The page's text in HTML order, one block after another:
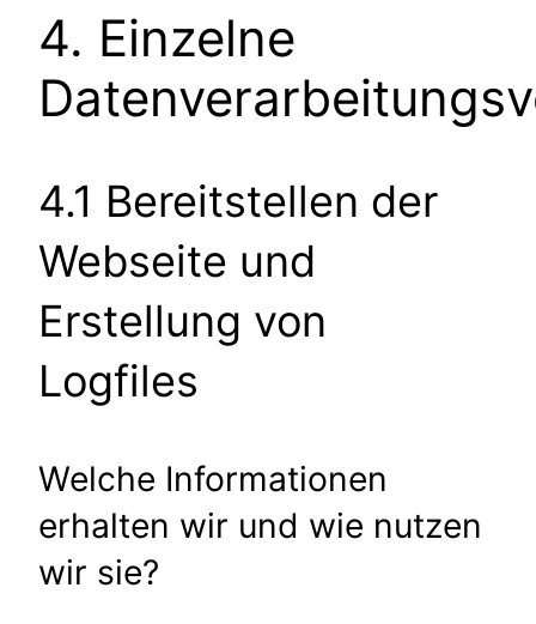
4. Einzelne
4.1 Bereitstellen der
Webseite und
Erstellung von
Logfiles
Welche Informationen
erhalten wir und wie nutzen
wir sie?